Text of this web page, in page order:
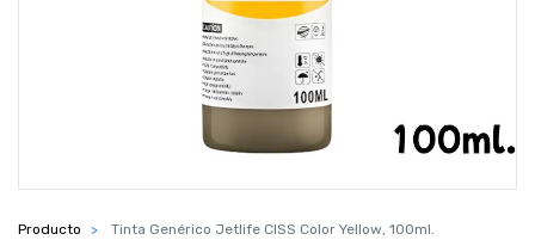
Producto Tinta Genérico Jetlife CISS Color Yellow, 100ml.